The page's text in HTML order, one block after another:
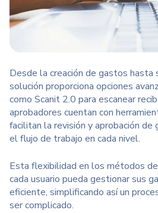
Desde la creación de gastos hasta
solución proporciona opciones
como Scanit 2.0 para escanear
aprobadores cuentan con
facilitan la revisión y aprobación
el flujo de trabajo en cada nivel.
Esta flexibilidad en los métodos
cada usuario pueda gestionar sus
eficiente, simplificando así un
ser complicado.